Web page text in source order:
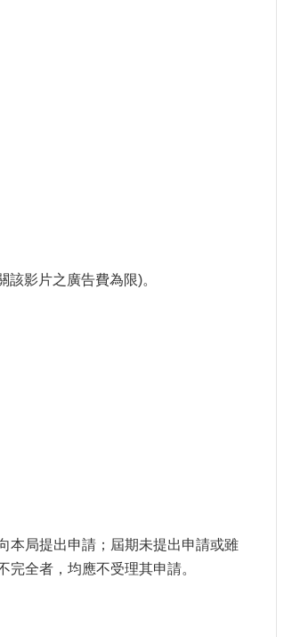
影片之廣告費為限)。
本局提出申請；屆期未提出申請或雖
全者，均應不受理其申請。